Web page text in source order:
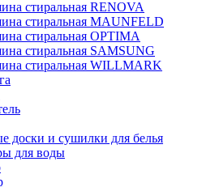
стиральная RENOVA
стиральная MAUNFELD
стиральная OPTIMA
стиральная SAMSUNG
стиральная WILLMARK
доски и сушилки для белья
для воды